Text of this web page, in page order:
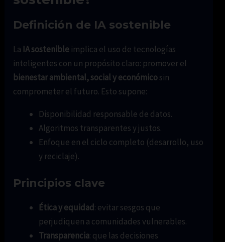
Definición de IA sostenible
La IA sostenible implica el uso de tecnologías
inteligentes con un propósito claro: promover el
bienestar ambiental, social y económicosin
comprometer el futuro. Esto supone:
Disponibilidad responsable de datos.
Algoritmos transparentes y justos.
Enfoque en el ciclo completo (desarrollo, uso
y reciclaje).
Principios clave
Ética y equidad: evitar sesgos que
perjudiquen a comunidades vulnerables.
Transparencia: que las decisiones